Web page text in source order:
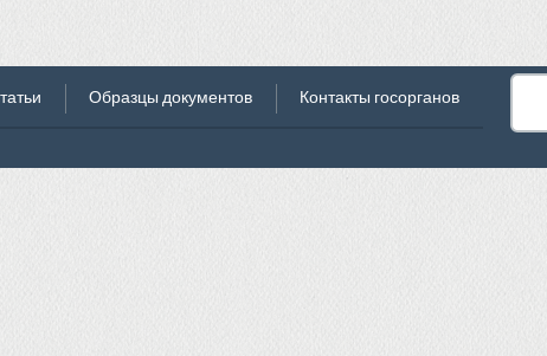
Образцы документов Контакты госорганов